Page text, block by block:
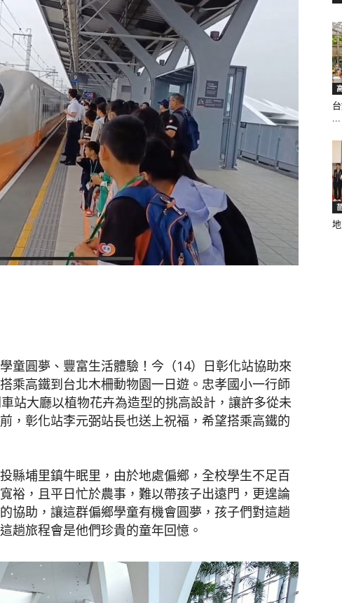
生
活
新
網
童圓夢、豐富生活體驗！今（14）日彰化站協助來
乘高鐵到台北木柵動物園一日遊。忠孝國小一行師
站大廳以植物花卉為造型的挑高設計，讓許多從未
，彰化站李元弼站長也送上祝福，希望搭乘高鐵的
縣埔里鎮牛眠里，由於地處偏鄉，全校學生不足百
裕，且平日忙於農事，難以帶孩子出遠門，更遑論
協助，讓這群偏鄉學童有機會圓夢，孩子們對這趟
趟旅程會是他們珍貴的童年回憶。
...